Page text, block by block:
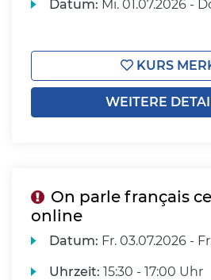
Datum: Mi. 01.07.2026 -
KURS
WEITERE
On parle français
online
Datum: Fr. 03.07.2026 -
Uhrzeit: 15:30 - 17:00 Uhr